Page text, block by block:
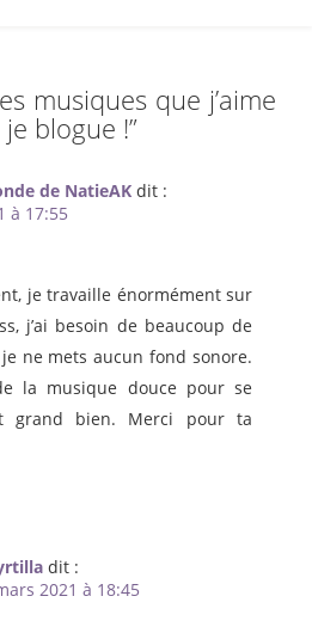
musiques que j’aime
blogue !”
de NatieAK dit :
à 17:55
je travaille énormément sur
j’ai besoin de beaucoup de
ne mets aucun fond sonore.
la musique douce pour se
grand bien. Merci pour ta
dit :
2021 à 18:45